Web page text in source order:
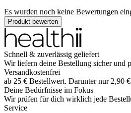
Es wurden noch keine Bewertungen
Produkt bewerten
Schnell & zuverlässig geliefert
Wir liefern deine Bestellung sicher und
Versandkostenfrei
ab 25 € Bestellwert. Darunter nur 2,90 €
Deine Bedürfnisse im Fokus
Wir prüfen für dich wirklich jede
Service